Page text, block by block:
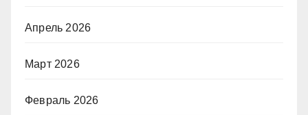
Апрель 2026
Март 2026
Февраль 2026